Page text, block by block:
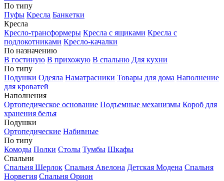
По типу
Пуфы Кресла Банкетки
Кресла
Кресло-трансформеры Кресла с ящиками Кресла с
подлокотниками Кресло-качалки
По назначению
В гостиную В прихожую В спальню Для кухни
По типу
Подушки Одеяла Наматрасники Товары для дома Наполнение
для кроватей
Наполнения
Ортопедическое основание Подъемные механизмы Короб для
хранения белья
Подушки
Ортопедические Набивные
По типу
Комоды Полки Столы Тумбы Шкафы
Спальни
Спальня Шерлок Спальня Авелона Детская Модена Спальня
Норвегия Спальня Орион